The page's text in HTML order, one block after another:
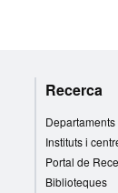
Recerca
Departaments
Instituts i
Portal de
Biblioteques